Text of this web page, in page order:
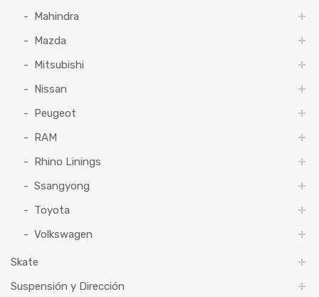
Mahindra
Mazda
Mitsubishi
Nissan
Peugeot
RAM
Rhino Linings
Ssangyong
Toyota
Volkswagen
Skate
Suspensión y Dirección